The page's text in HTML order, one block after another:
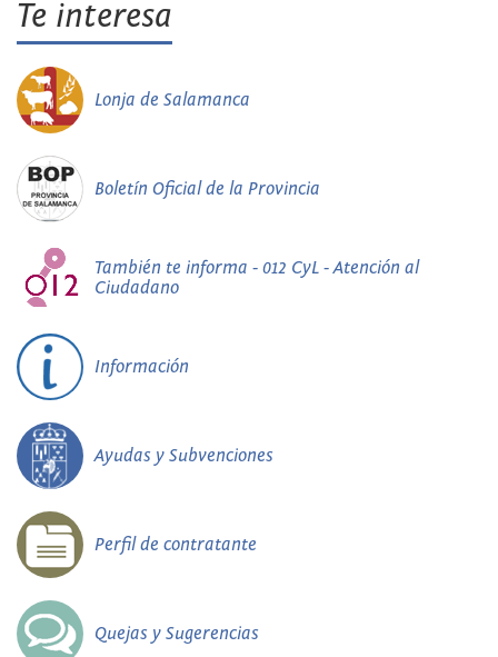
Te interesa
Lonja de Salamanca
Boletín Oficial de la Provincia
También te informa - 012 CyL - Atención al
Ciudadano
Información
Ayudas y Subvenciones
Perfil de contratante
Quejas y Sugerencias